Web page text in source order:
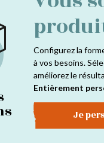
Configurez la
à vos besoins.
améliorez le
Entièrement
Je